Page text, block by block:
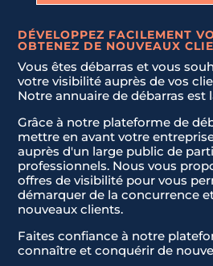
DÉVELOPPEZ FACILEMENT
OBTENEZ DE NOUVEAUX
Vous êtes débarras et vous
votre visibilité auprès de vos
Notre annuaire de débarras est
Grâce à notre plateforme de
mettre en avant votre
auprès d'un large public de
professionnels. Nous vous
offres de visibilité pour vous
démarquer de la concurrence
nouveaux clients.
Faites confiance à notre
connaître et conquérir de
Nom & Prénom*
E-mail *
Téléphone*
Message*
Nom & Prénom*
E-mail *
Téléphone*
Message*